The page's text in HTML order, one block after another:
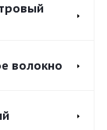
волокно